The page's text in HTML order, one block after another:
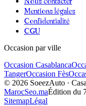
Mentions légales
Confidentialité
CGU
Occasion par ville
Occasion Casablanca
TangerOccasion Fès
© 2026 SoeezAuto ·
MarocSeo.maÉdition du
SitemapLégal